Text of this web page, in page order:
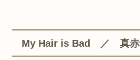
My Hair is Bad ／ 真赤